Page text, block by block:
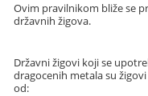
Ovim pravilnikom bliže se
državnih žigova.
Državni žigovi koji se
dragocenih metala su
od: